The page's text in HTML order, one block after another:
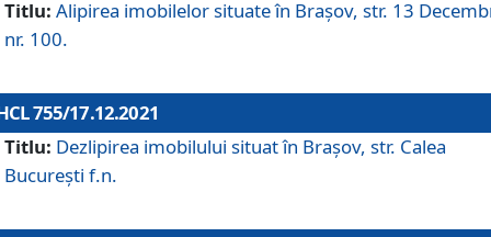
Titlu: Alipirea imobilelor situate în Brașov, str. 13
nr. 100.
755/17.12.2021
Titlu: Dezlipirea imobilului situat în Brașov, str. Calea
București f.n.